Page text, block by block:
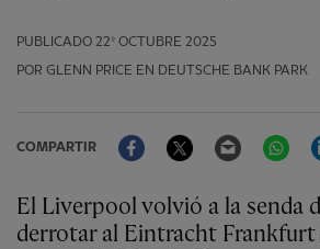
PUBLICADO 22º OCTUBRE 2025
POR GLENN PRICE EN DEUTSCHE BANK PARK
COMPARTIR
FacebookTwitter Email
El Liverpool volvió a la senda de la victoria al
derrotar al Eintracht Frankfurt